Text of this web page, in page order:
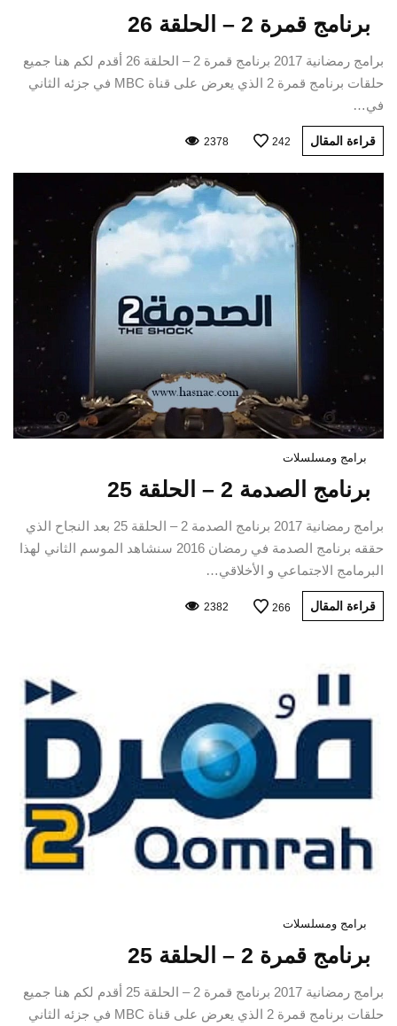
برنامج قمرة 2 – الحلقة 26
برامج رمضانية 2017 برنامج قمرة 2 – الحلقة 26 أقدم لكم هنا جميع
حلقات برنامج قمرة 2 الذي يعرض على قناة MBC في جزئه الثاني
في…
قراءة المقال 242
2378
برامج ومسلسلات
برنامج الصدمة 2 – الحلقة 25
برامج رمضانية 2017 برنامج الصدمة 2 – الحلقة 25 بعد النجاح الذي
حققه برنامج الصدمة في رمضان 2016 سنشاهد الموسم الثاني لهذا
البرمامج الاجتماعي و الأخلاقي…
قراءة المقال 266
2382
برامج ومسلسلات
برنامج قمرة 2 – الحلقة 25
برامج رمضانية 2017 برنامج قمرة 2 – الحلقة 25 أقدم لكم هنا جميع
حلقات برنامج قمرة 2 الذي يعرض على قناة MBC في جزئه الثاني